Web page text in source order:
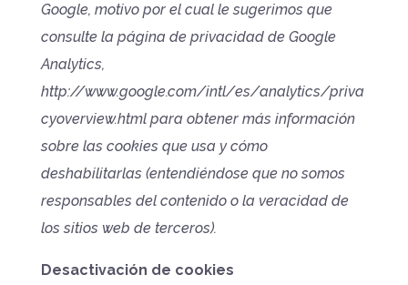
Google, motivo por el cual le sugerimos que
consulte la página de privacidad de Google
Analytics,
http://www.google.com/intl/es/analytics/priva
cyoverview.html para obtener más información
sobre las cookies que usa y cómo
deshabilitarlas (entendiéndose que no somos
responsables del contenido o la veracidad de
los sitios web de terceros).
Desactivación de cookies